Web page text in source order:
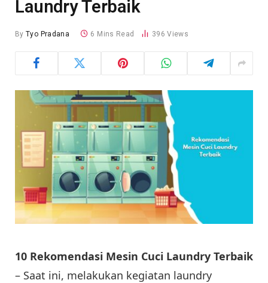
Laundry Terbaik
By Tyo Pradana 6 Mins Read 396Views
10 Rekomendasi Mesin Cuci Laundry Terbaik
– Saat ini, melakukan kegiatan laundry